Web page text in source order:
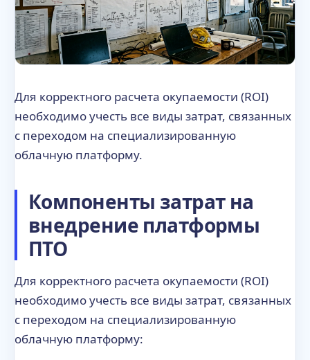
Для корректного расчета окупаемости (ROI)
необходимо учесть все виды затрат, связанных
с переходом на специализированную
облачную платформу.
Компоненты затрат на
внедрение платформы
ПТО
Для корректного расчета окупаемости (ROI)
необходимо учесть все виды затрат, связанных
с переходом на специализированную
облачную платформу: